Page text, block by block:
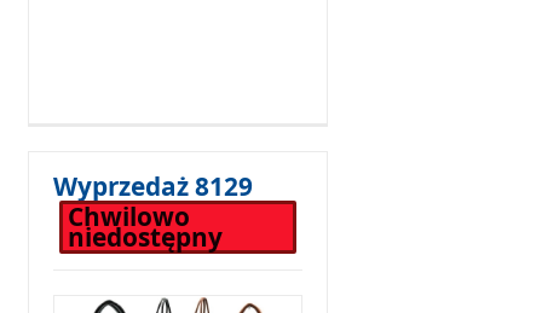
Wyprzedaż 8129
Chwilowo
niedostępny